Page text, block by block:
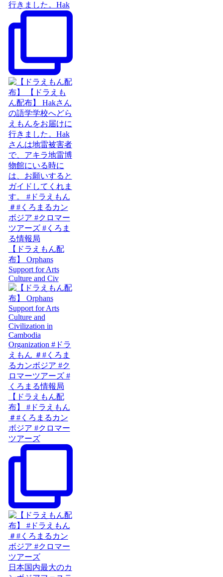
行きました。Hak
【ドラえもん配
布】 Orphans
Support for Arts
Culture and Civ
【ドラえもん配
布】 #ドラえもん
＃#くろまるカン
ボジア #クロマー
ツアーズ
日本国内最大のカ